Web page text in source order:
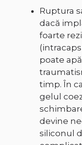
Ruptura
dacă
foarte
poate
timp. În
gelul
devine
siliconul